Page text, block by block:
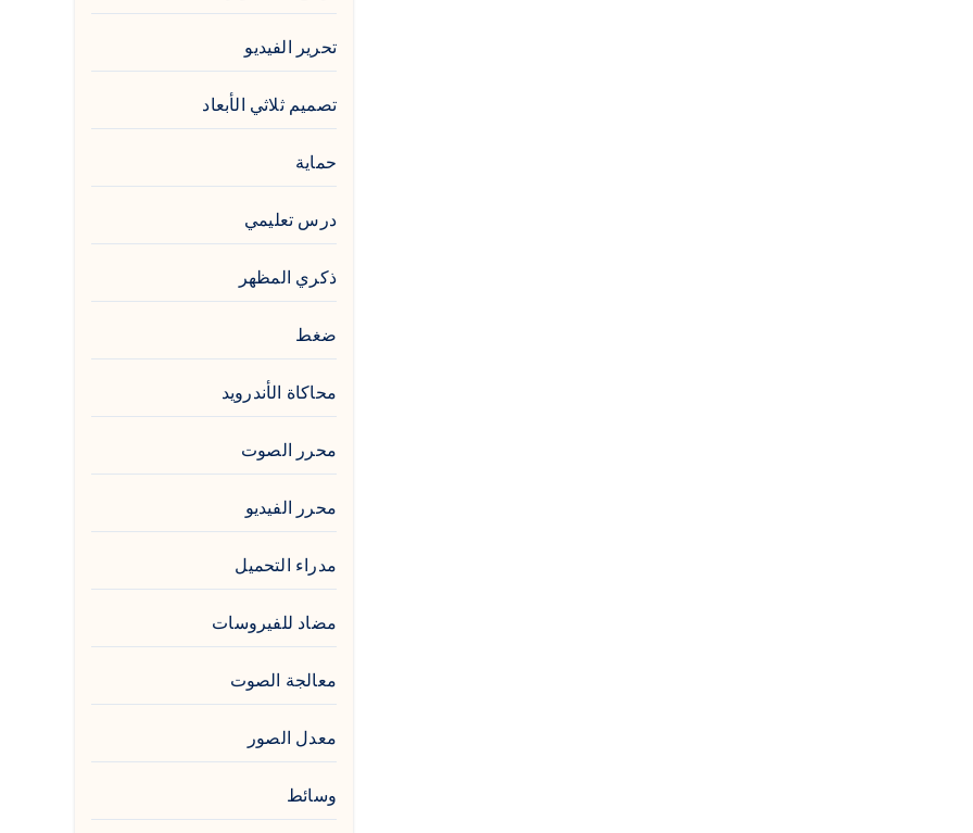
تحرير الفيديو
تصميم ثلاثي الأبعاد
حماية
درس تعليمي
ذكري المظهر
ضغط
محاكاة الأندرويد
محرر الصوت
محرر الفيديو
مدراء التحميل
مضاد للفيروسات
معالجة الصوت
معدل الصور
وسائط